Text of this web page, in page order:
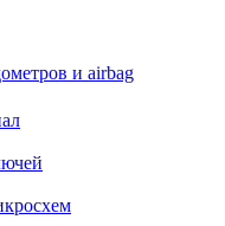
и airbag